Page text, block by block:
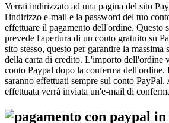
Verrai indirizzato ad una pagina del sito
l'indirizzo e-mail e la password del tuo
effettuare il pagamento dell'ordine. Questo
prevede l'apertura di un conto gratuito su
sito stesso, questo per garantire la
della carta di credito. L'importo dell'ordine
conto Paypal dopo la conferma dell'ordine.
saranno effettuati sempre sul conto
effettuata verrà inviata un'e-mail di